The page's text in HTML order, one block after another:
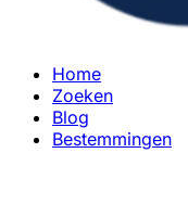
Home
Zoeken
Blog
Bestemmingen